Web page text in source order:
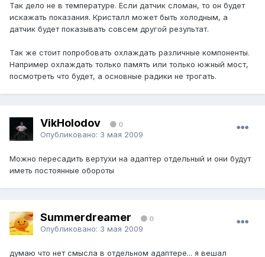
Так дело не в температуре. Если датчик сломан, то он будет
искажать показания. Кристалл может быть холодным, а
датчик будет показывать совсем другой результат.
Так же стоит попробовать охлаждать различные компоненты.
Например охлаждать только память или только южный мост,
посмотреть что будет, а основные радики не трогать.
VikHolodov 0
Опубликовано: 3 мая 2009
Можно пересадить вертухи на адаптер отдельный и они будут
иметь постоянные обороты
Summerdreamer 0
Опубликовано: 3 мая 2009
думаю что нет смысла в отдельном адаптере... я вешал